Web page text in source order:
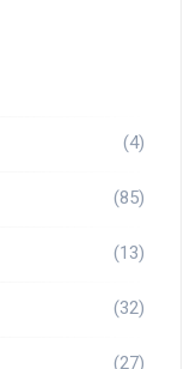
(4)
(85)
(13)
(32)
(27)